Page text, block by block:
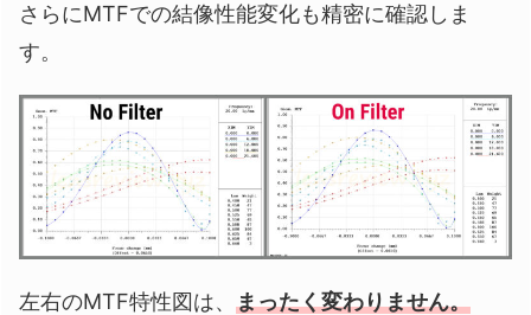
さらにMTFでの結像性能変化も精密に確認しま
す。
左右のMTF特性図は、 まったく変わりません。